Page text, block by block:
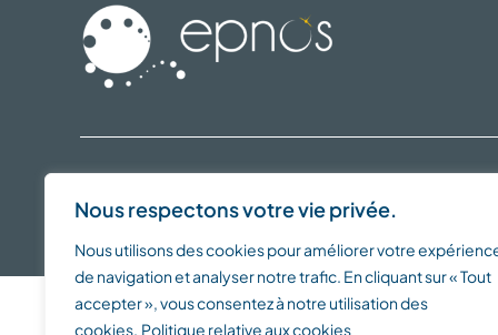
Nous respectons votre vie privée.
Nous utilisons des cookies pour améliorer votre
de navigation et analyser notre trafic. En cliquant sur « Tout
accepter », vous consentez à notre utilisation des
cookies. Politique relative aux cookies
© 2016 - 2026 •EPNOSest unService de PSASS• Tous droits